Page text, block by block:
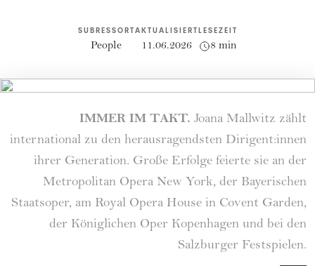
SUBRESSORT
People
AKTUALISIERT
11.06.2026
LESEZEIT
8 min
IMMER IM TAKT. Joana Mallwitz zählt
international zu den herausragendsten Dirigent:innen
ihrer Generation. Große Erfolge feierte sie an der
Metropolitan Opera New York, der Bayerischen
Staatsoper, am Royal Opera House in Covent Garden,
der Königlichen Oper Kopenhagen und bei den
Salzburger Festspielen.